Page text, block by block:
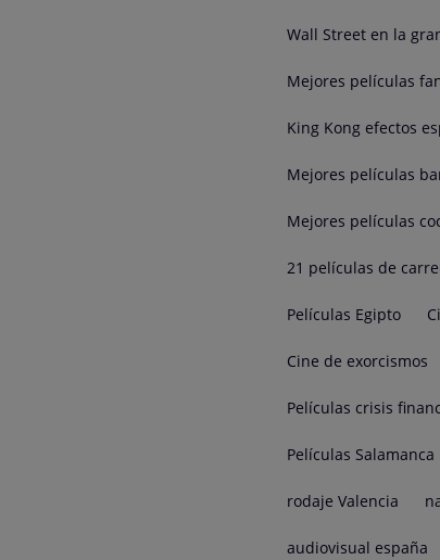
Wall Street en la
Mejores películas
King Kong efectos
Mejores películas
Mejores películas
21 películas de
Películas Egipto
Cine de exorcismos
Películas crisis
Películas Salamanca
rodaje Valencia
audiovisual españa